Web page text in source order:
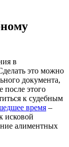
в
это можно
документа,
после этого
к судебным
время –
исковой
алиментных